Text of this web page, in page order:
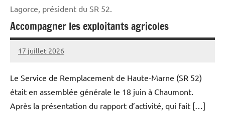
Lagorce, président du SR 52.
Accompagner les exploitants agricoles
17 juillet 2026
Thibaut
Le Service de Remplacement de Haute-Marne (SR 52)
était en assemblée générale le 18 juin à Chaumont.
Après la présentation du rapport d’activité, qui fait […]